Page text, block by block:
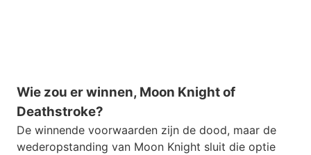
Wie zou er winnen, Moon Knight of
Deathstroke?
De winnende voorwaarden zijn de dood, maar de
wederopstanding van Moon Knight sluit die optie